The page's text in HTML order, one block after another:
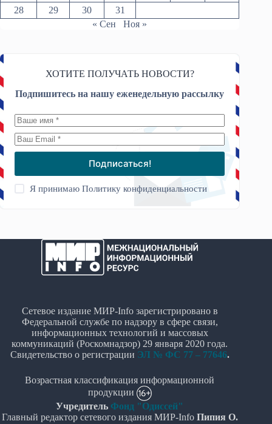
28
29 30
31
« Сен
Ноя »
ХОТИТЕ ПОЛУЧАТЬ НОВОСТИ?
Подпишитесь на нашу еженедельную рассылку
Подписаться!
Я принимаюПолитику конфиденциальности
Сетевое издание МИР-Info зарегистрировано в
Федеральной службе по надзору в сфере связи,
информационных технологий и массовых
коммуникаций (Роскомнадзор) 29 января 2020 года.
Свидетельство о регистрации ЭЛ № ФС 77 – 77646.
Возрастная классификация информационной
продукции
Учредитель Фонд "Одиссей"
Главный редактор сетевого издания МИР-Info Пипия О.